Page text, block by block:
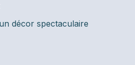
décor spectaculaire